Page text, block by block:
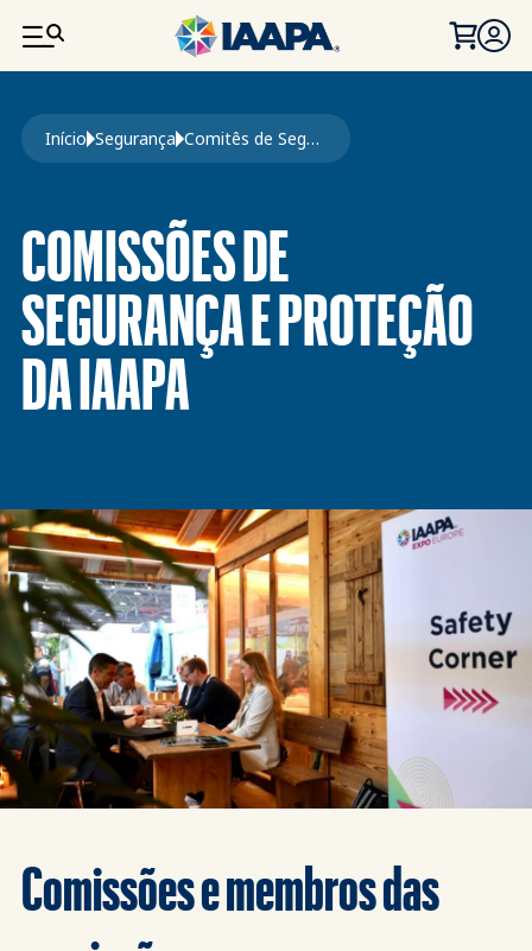
PASSAR PARA O CONTEÚDO PRINCIPAL
Navegação estrutural
Início Segurança Comitês de Segurança
COMISSÕES DE
SEGURANÇA E PROTEÇÃO
DA IAAPA
Comissões e membros das